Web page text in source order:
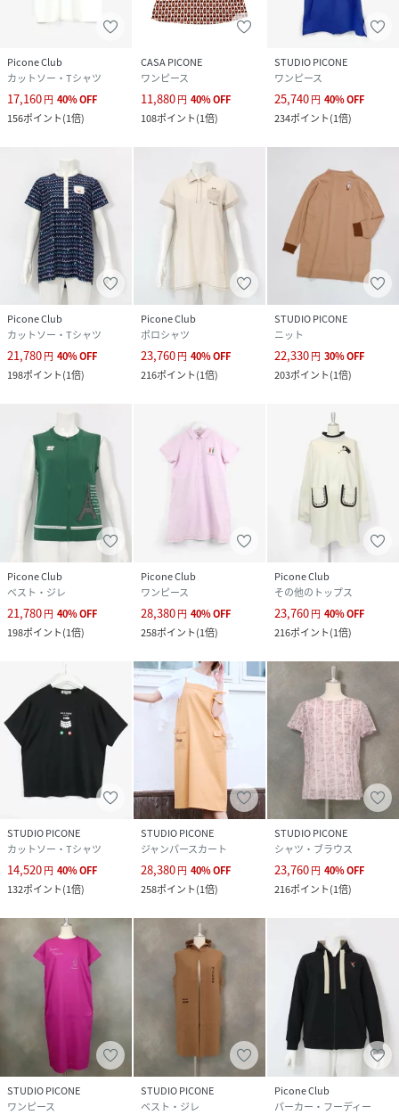
Picone Club
カットソー・Tシャツ
17,160円 40%OFF
156ポイント(1倍)
CASA PICONE
ワンピース
11,880円 40%OFF
108ポイント(1倍)
STUDIO PICONE
ワンピース
25,740円 40%OFF
234ポイント(1倍)
Picone Club
カットソー・Tシャツ
21,780円 40%OFF
198ポイント(1倍)
Picone Club
ポロシャツ
23,760円 40%OFF
216ポイント(1倍)
STUDIO PICONE
ニット
22,330円 30%OFF
203ポイント(1倍)
Picone Club
ベスト・ジレ
21,780円 40%OFF
198ポイント(1倍)
Picone Club
ワンピース
28,380円 40%OFF
258ポイント(1倍)
Picone Club
その他のトップス
23,760円 40%OFF
216ポイント(1倍)
STUDIO PICONE
カットソー・Tシャツ
14,520円 40%OFF
132ポイント(1倍)
STUDIO PICONE
ジャンパースカート
28,380円 40%OFF
258ポイント(1倍)
STUDIO PICONE
シャツ・ブラウス
23,760円 40%OFF
216ポイント(1倍)
STUDIO PICONE
ワンピース
STUDIO PICONE
ベスト・ジレ
Picone Club
パーカー・フーディー